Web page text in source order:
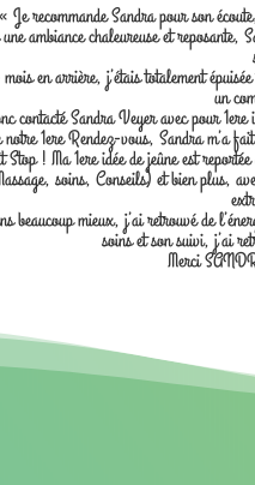
« Je recommande Sandra pour son
ambiance chaleureuse et reposante,
en arrière, j’étais totalement
un
contacté Sandra Veyer avec pour
1ere Rendez-vous, Sandra m’a
Stop ! Ma 1ere idée de jeûne est
soins, Conseils) et bien plus,
beaucoup mieux, j’ai retrouvé de
soins et son suivi, j’ai
Merci